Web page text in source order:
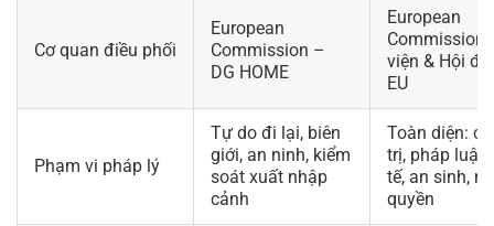
Cơ quan điều phối
European
Commission –
DG HOME
European
Commission,
viện & Hội
EU
Phạm vi pháp lý
Tự do đi lại, biên
giới, an ninh, kiểm
soát xuất nhập
cảnh
Toàn diện:
trị, pháp luật,
tế, an sinh,
quyền